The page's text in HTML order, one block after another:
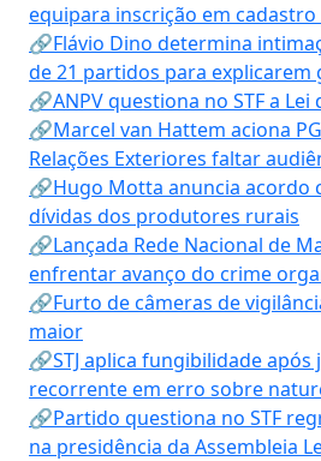
equipara inscrição em
🔗Flávio Dino determina
de 21 partidos para explicarem
🔗ANPV questiona no STF a
🔗Marcel van Hattem aciona
Relações Exteriores faltar
🔗Hugo Motta anuncia acordo
dívidas dos produtores rurais
🔗Lançada Rede Nacional de
enfrentar avanço do crime
🔗Furto de câmeras de
maior
🔗STJ aplica fungibilidade
recorrente em erro sobre
🔗Partido questiona no STF
na presidência da Assembleia